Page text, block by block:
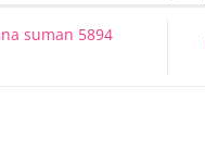
suman 5894